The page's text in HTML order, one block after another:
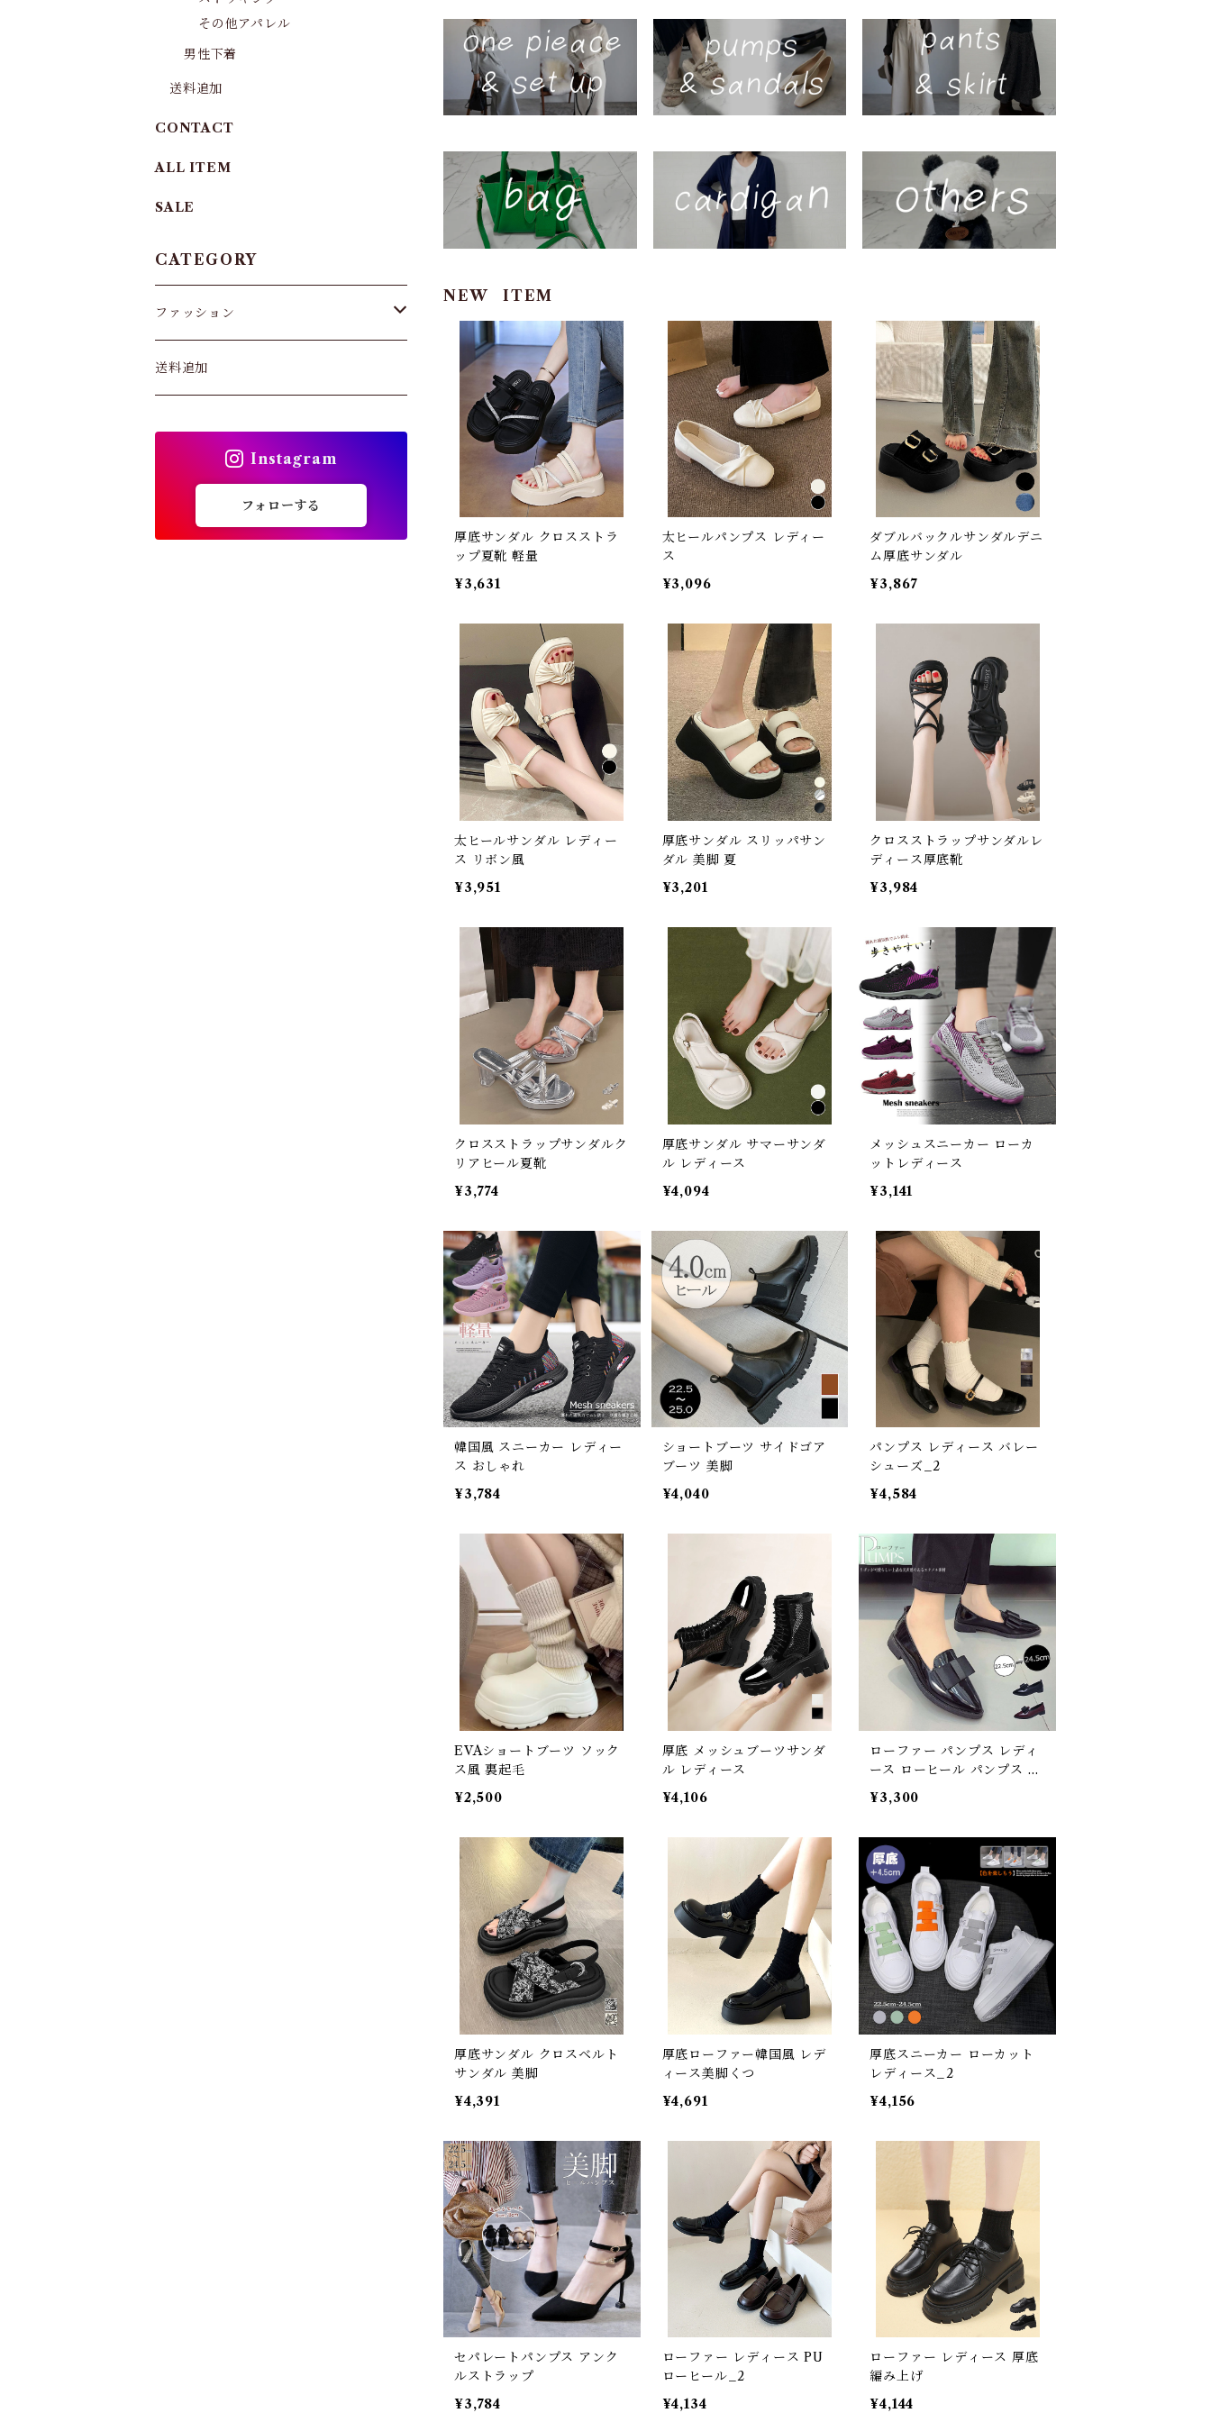
NEW ITEM
厚底サンダル クロスストラ
ップ夏靴 軽量
¥3,631
太ヒールパンプス レディー
ス
¥3,096
ダブルバックルサンダルデニ
ム厚底サンダル
¥3,867
太ヒールサンダル レディー
ス リボン風
¥3,951
厚底サンダル スリッパサン
ダル 美脚 夏
¥3,201
クロスストラップサンダルレ
ディース厚底靴
¥3,984
クロスストラップサンダルク
リアヒール夏靴
¥3,774
厚底サンダル サマーサンダ
ル レディース
¥4,094
メッシュスニーカー ローカ
ットレディース
¥3,141
韓国風 スニーカー レディー
ス おしゃれ
¥3,784
ショートブーツ サイドゴア
ブーツ 美脚
¥4,040
パンプス レディース バレー
シューズ_2
¥4,584
EVAショートブーツ ソック
ス風 裏起毛
¥2,500
厚底 メッシュブーツサンダ
ル レディース
¥4,106
ローファー パンプス レディ
ース ローヒール パンプス ロ
ーファーシューズ
¥3,300
厚底サンダル クロスベルト
サンダル 美脚
¥4,391
厚底ローファー韓国風 レデ
ィース美脚くつ
¥4,691
厚底スニーカー ローカット
レディース_2
¥4,156
セパレートパンプス アンク
ルストラップ
¥3,784
ローファー レディース PU
ローヒール_2
¥4,134
ローファー レディース 厚底
編み上げ
¥4,144
その他アパレル
男性下着
送料追加
CONTACT
ALL ITEM
SALE
CATEGORY
ファッション
パンツ&スカート
カーディガン
送料追加
Instagram
フォローする